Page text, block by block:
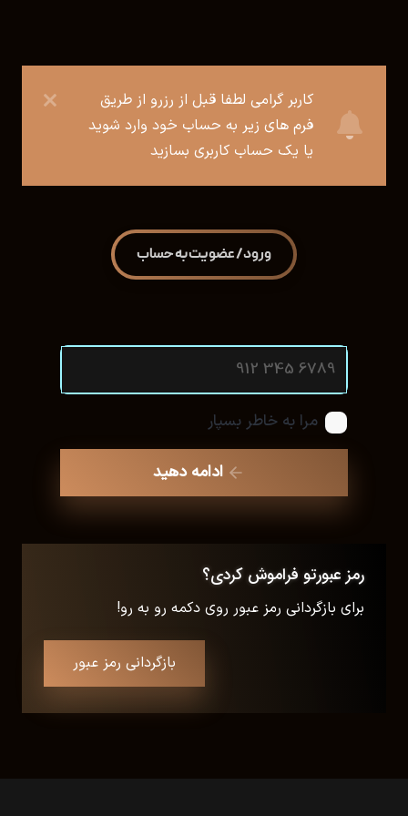
کاربر گرامی لطفا قبل از رزرو از طریق
فرم های زیر به حساب خود وارد شوید
یا یک حساب کاربری بسازید
ورود/ عضویت به حساب
مرا به خاطر بسپار
ادامه دهید
رمز عبورتو فراموش کردی؟
برای بازگردانی رمز عبور روی دکمه رو به رو!
بازگردانی رمز عبور